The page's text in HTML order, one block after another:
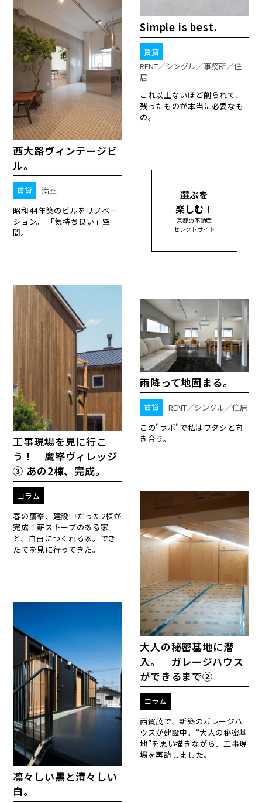
Simple is best.
賃貸
RENT／シングル／事務所／住
居
これ以上ないほど削られて、
残ったものが本当に必要なも
の。
西大路ヴィンテージビ
ル。
賃貸
満室
昭和44年築のビルをリノベー
ション。 「気持ち良い」空
間。
選ぶを
楽しむ！
京都の不動産
セレクトサイト
工事現場を見に行こ
う！｜鷹峯ヴィレッジ
③ あの2棟、完成。
コラム
春の鷹峯、建設中だった2棟が
完成！薪ストーブのある家
と、自由につくれる家。でき
たてを見に行ってきた。
雨降って地固まる。
賃貸
RENT／シングル／住居
この"ラボ"で私はワタシと向
き合う。
大人の秘密基地に潜
入。｜ガレージハウス
ができるまで②
コラム
西賀茂で、新築のガレージハ
ウスが建設中。“大人の秘密基
地”を思い描きながら、工事現
場を再訪しました。
凛々しい黒と清々しい
白。